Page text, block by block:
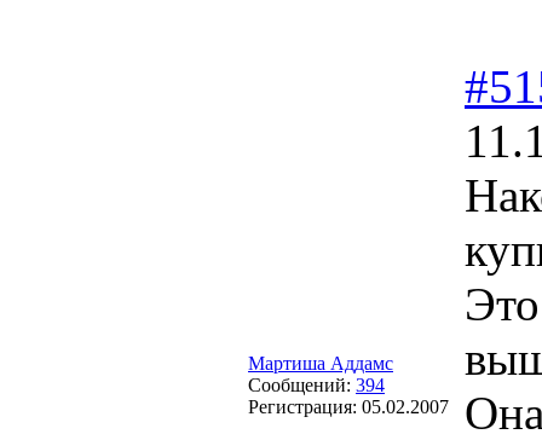
Мартиша Аддамс
Сообщений: 394
Регистрация: 05.02.2007